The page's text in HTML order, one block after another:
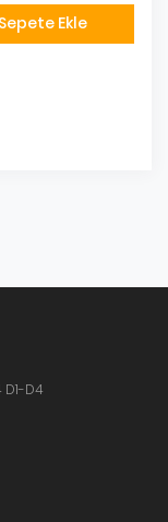
Sepete Ekle
D4